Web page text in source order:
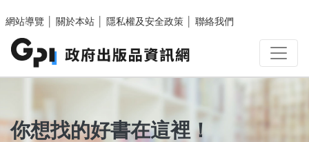
網站導覽
關於本站 隱私權及安全政策 聯絡我們
你想找的好書在這裡！